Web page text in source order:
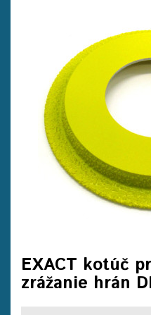
EXACT kotúč
zrážanie hrán